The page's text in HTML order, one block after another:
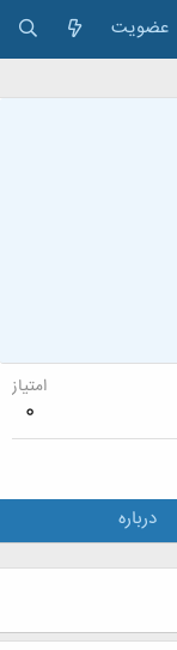
عضویت
امتیاز
0
درباره